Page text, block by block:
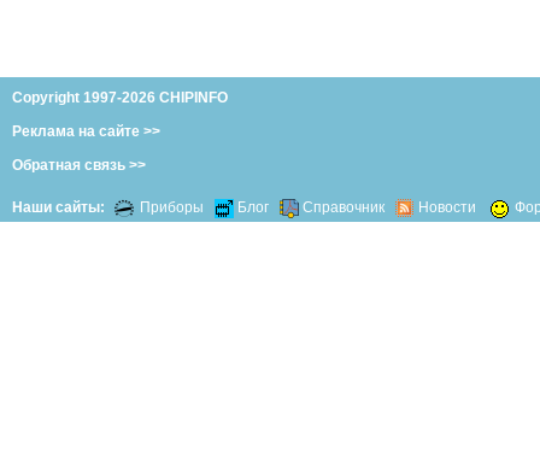
Copyright 1997-2026 CHIPINFO
Реклама на сайте >>
Обратная связь >>
Наши сайты: Приборы Блог Справочник Новости